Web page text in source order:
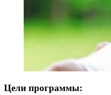
Цели программы: